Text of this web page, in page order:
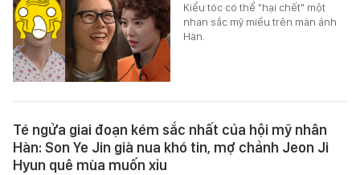
Kiểu tóc có thể "hại chết" một
nhan sắc mỹ miều trên màn ảnh
Hàn.
Té ngửa giai đoạn kém sắc nhất của hội mỹ nhân
Hàn: Son Ye Jin già nua khó tin, mợ chảnh Jeon Ji
Hyun quê mùa muốn xỉu